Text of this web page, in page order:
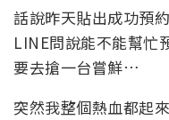
話說昨天貼出成功預
LINE問說能不能幫忙
要去搶一台嘗鮮…
突然我整個熱血都起